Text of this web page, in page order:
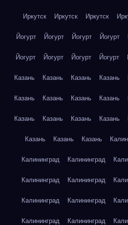
Иркутск Иркутск Иркутск
Йогурт Йогурт Йогурт Йогурт
Йогурт Йогурт Йогурт Йогурт
Казань Казань Казань Казань
Казань Казань Казань Казань
Казань Казань Казань Казань
Казань Казань Казань
Калининград Калининград
Калининград Калининград
Калининград Калининград
Калининград Калининград